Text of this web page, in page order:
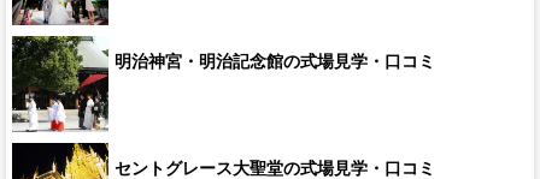
明治神宮・明治記念館の式場見学・口コミ
セントグレース大聖堂の式場見学・口コミ